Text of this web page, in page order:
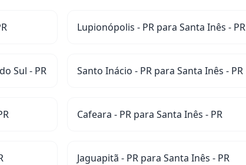
Lupionópolis - PR para Santa Inês - PR
Sul - PR Santo Inácio - PR para Santa Inês - PR
Cafeara - PR para Santa Inês - PR
Jaguapitã - PR para Santa Inês - PR